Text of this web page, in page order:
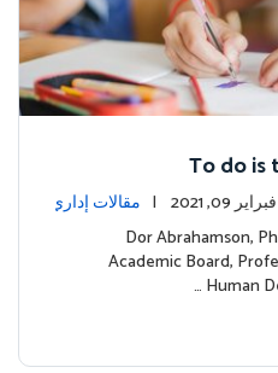
To do is
مقالات إداري
Dor Abrahamson,
Academic Board,
Human